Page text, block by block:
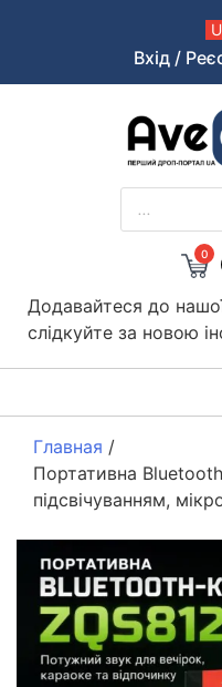
Вхід /
Aveopt – оптова
PRODUCTS
SEARCH
0
Додавайтеся до
слідкуйте за новою
Главная /
Портативна
підсвічуванням,